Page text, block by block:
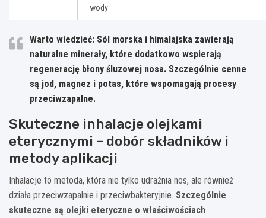
wody
Warto wiedzieć: Sól morska i himalajska zawierają
naturalne minerały, które dodatkowo wspierają
regenerację błony śluzowej nosa. Szczególnie cenne
są jod, magnez i potas, które wspomagają procesy
przeciwzapalne.
Skuteczne inhalacje olejkami
eterycznymi – dobór składników i
metody aplikacji
Inhalacje to metoda, która nie tylko udrażnia nos, ale również
działa przeciwzapalnie i przeciwbakteryjnie. Szczególnie
skuteczne są olejki eteryczne o właściwościach